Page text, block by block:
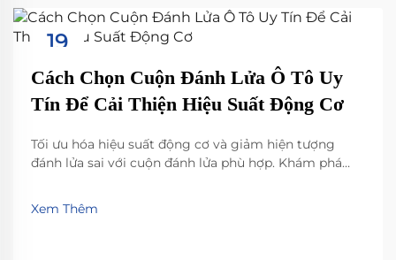
19
Cách Chọn Cuộn Đánh Lửa Ô Tô Uy
Tín Để Cải Thiện Hiệu Suất Động Cơ
Tối ưu hóa hiệu suất động cơ và giảm hiện tượng
đánh lửa sai với cuộn đánh lửa phù hợp. Khám phá
phụ tùng OEM và sau thị trường, và cách lựa chọn
cuộn đánh lửa phù hợp với nhu cầu xe của bạn. Nhận
Xem Thêm